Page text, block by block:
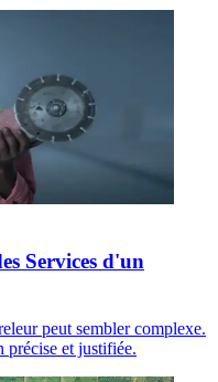
Services d'un
peut sembler complexe.
précise et justifiée.